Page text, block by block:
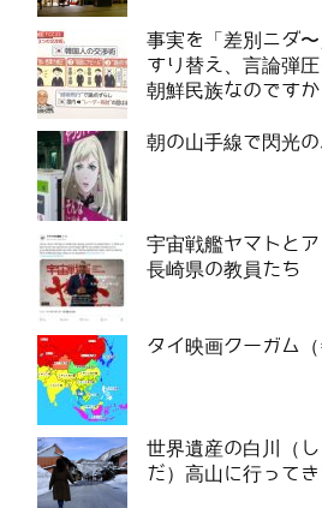
事実を「差別ニダ
すり替え、言論弾
朝鮮民族なのですか
朝の山手線で閃光
宇宙戦艦ヤマトと
長崎県の教員たち
タイ映画クーガム
世界遺産の白川（
だ）高山に行って